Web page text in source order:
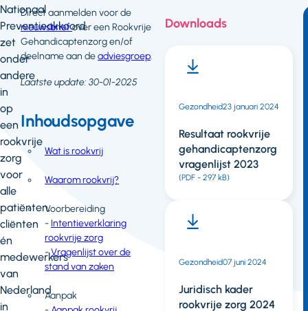
Nationaal
Preventieakkoord
zet
onder
andere
in
op
een
rookvrije
zorg
voor
alle
patiënten,
cliënten
én
medewerkers
van
Nederland
in
Direct aanmelden voor de
nieuwsbriefover een Rookvrije
Gehandicaptenzorg​​​​​​ en/of
deelname aan deadviesgroep.
Laatste update: 30-01-2025
Inhoudsopgave
Wat is rookvrij
Waarom rookvrij?
Voorbereiding
- Intentieverklaring
rookvrije zorg
-Vragenlijst over de
stand van zaken
Aanpak
Downloads
Resultaat rookvrije
gehandicaptenzorg
vragenlijst 2023
(PDF - 297 kB)
Gezondheid23 januari 2024
Juridisch kader
rookvrije zorg 2024
Gezondheid07 juni 2024